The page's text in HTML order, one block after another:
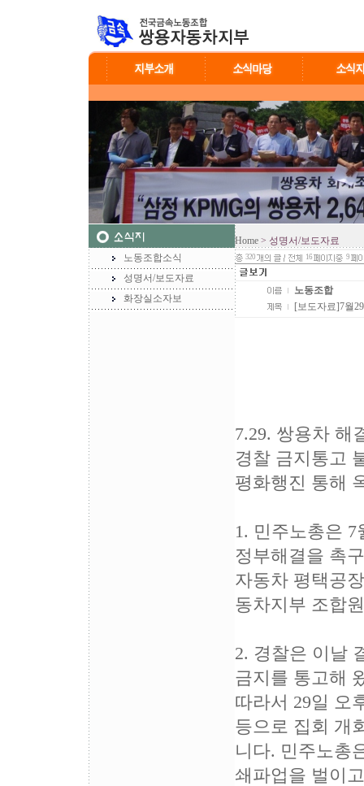
노동조합소식
성명서/보도자료
화장실소자보
Home > 성명서/보도자료
320 16 9
노동조합
[보도자료]7월
7.29. 쌍용차 해
경찰 금지통고
평화행진 통해
1. 민주노총은
정부해결을 촉
자동차 평택공
동차지부 조합
2. 경찰은 이날
금지를 통고해
따라서 29일 오
등으로 집회 개
니다. 민주노총
쇄파업을 벌이